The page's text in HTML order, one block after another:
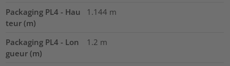
Packaging PL4 - Hau
teur (m)
1.144 m
Packaging PL4 - Lon
gueur (m)
1.2 m